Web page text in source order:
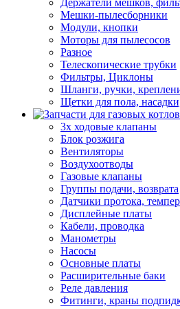
Держатели мешков,
Мешки-пылесборники
Модули, кнопки
Моторы для пылесосов
Разное
Телескопические трубки
Фильтры, Циклоны
Шланги, ручки,
Щетки для пола,
3х ходовые клапаны
Блок розжига
Вентиляторы
Воздухоотводы
Газовые клапаны
Группы подачи, возврата
Датчики протока,
Дисплейные платы
Кабели, проводка
Манометры
Насосы
Основные платы
Расширительные баки
Реле давления
Фитинги, краны